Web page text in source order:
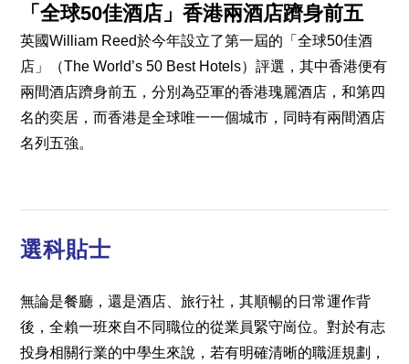
「全球50佳酒店」香港兩酒店躋身前五
英國William Reed於今年設立了第一屆的「全球50佳酒
店」（The World’s 50 Best Hotels）評選，其中香港便有
兩間酒店躋身前五，分別為亞軍的香港瑰麗酒店，和第四
名的奕居，而香港是全球唯一一個城市，同時有兩間酒店
名列五強。
選科貼士
無論是餐廳，還是酒店、旅行社，其順暢的日常運作背
後，全賴一班來自不同職位的從業員緊守崗位。對於有志
投身相關行業的中學生來說，若有明確清晰的職涯規劃，